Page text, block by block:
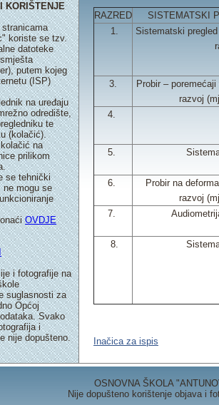
KORIŠTENJE
koriste se tzv.
datoteke
putem kojeg
(ISP)
na uređaju
odredište,
te
(kolačić).
na
prilikom
se tehnički
ne mogu se
OVDJE
i fotografije na
suglasnosti za
Općoj
Svako
i
nije dopušteno.
RAZRED SISTEMATSKI
1.
Sistematski
3.
Probir –
razvoj
4.
5.
6.
Probir na
razvoj
7.
8.
Inačica za ispis
OSNOVNA ŠKOLA
Nije dopušteno korištenje objava i